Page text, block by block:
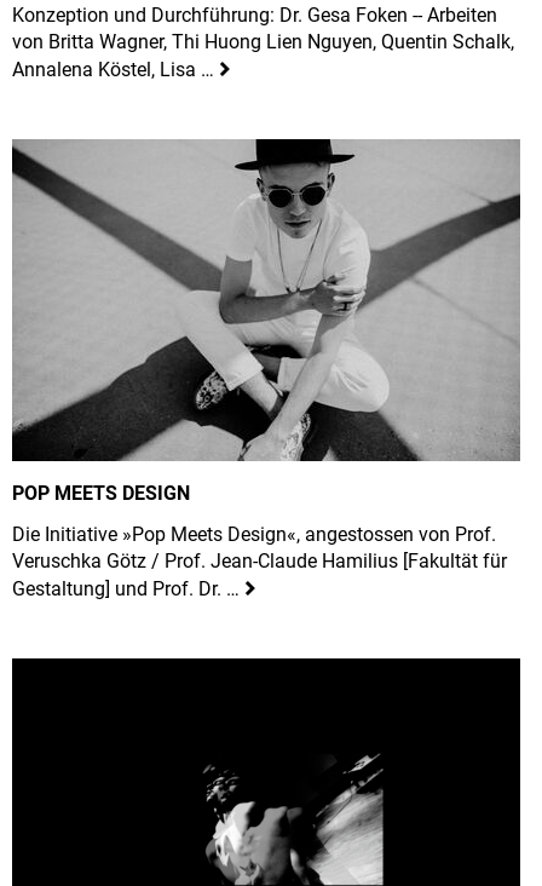
Konzeption und Durchführung: Dr. Gesa Foken -- Arbeiten
von Britta Wagner, Thi Huong Lien Nguyen, Quentin Schalk,
Annalena Köstel, Lisa …
POP MEETS DESIGN
Die Initiative »Pop Meets Design«, angestossen von Prof.
Veruschka Götz / Prof. Jean-Claude Hamilius [Fakultät für
Gestaltung] und Prof. Dr. …